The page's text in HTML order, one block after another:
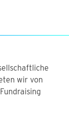
wir von